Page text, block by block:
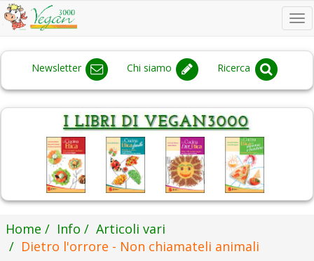
Newsletter Chi siamo Ricerca
Home Info
Articoli vari
Dietro l'orrore - Non chiamateli animali